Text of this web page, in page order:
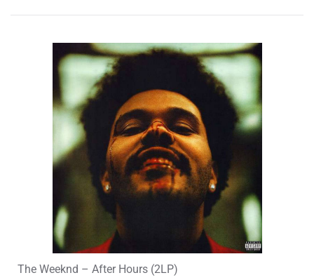
The Weeknd – After Hours (2LP)